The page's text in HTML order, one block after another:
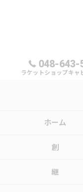
048-643-
ラケットショップキャ
ホーム
創
継